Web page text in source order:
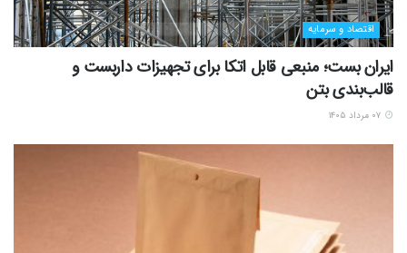
اقتصاد و سرمایه
ایران بست؛ منبعی قابل اتکا برای تجهیزات داربست و
قالب‌بندی بتن